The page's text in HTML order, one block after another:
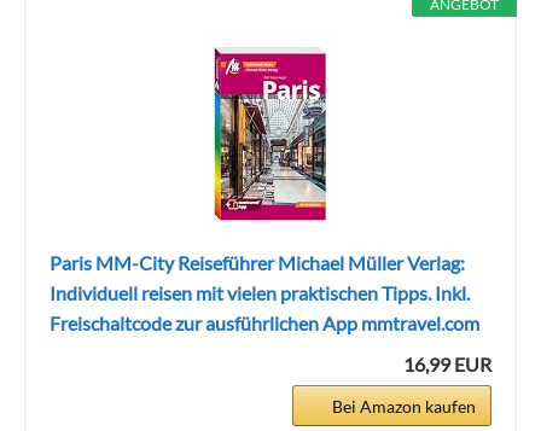
ANGEBOT
Paris MM-City Reiseführer Michael Müller Verlag:
Individuell reisen mit vielen praktischen Tipps. Inkl.
Freischaltcode zur ausführlichen App mmtravel.com
16,99 EUR
Bei Amazon kaufen